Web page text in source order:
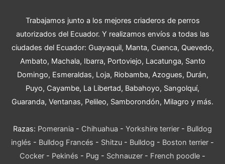
Trabajamos junto a los mejores criaderos de perros
autorizados del Ecuador. Y realizamos envíos a todas las
ciudades del Ecuador: Guayaquil, Manta, Cuenca, Quevedo,
Ambato, Machala, Ibarra, Portoviejo, Lacatunga, Santo
Domingo, Esmeraldas, Loja, Riobamba, Azogues, Durán,
Puyo, Cayambe, La Libertad, Babahoyo, Sangolquí,
Guaranda, Ventanas, Pelileo, Samborondón, Milagro y más.
Razas: Pomerania - Chihuahua - Yorkshire terrier - Bulldog
inglés - Bulldog Francés - Shitzu - Bulldog - Boston terrier -
Cocker - Pekinés - Pug - Schnauzer - French poodle -